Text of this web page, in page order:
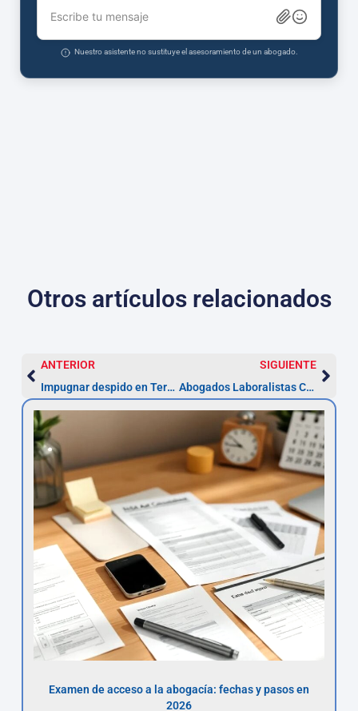
Escribe tu mensaje
Nuestro asistente no sustituye el asesoramiento de un abogado.
Otros artículos relacionados
ANTERIOR
Impugnar despido en Teruel: 20 días para actuar
SIGUIENTE
Abogados Laboralistas Cádiz — pasos y plazos (20 días)
Examen de acceso a la abogacía: fechas y pasos en
2026